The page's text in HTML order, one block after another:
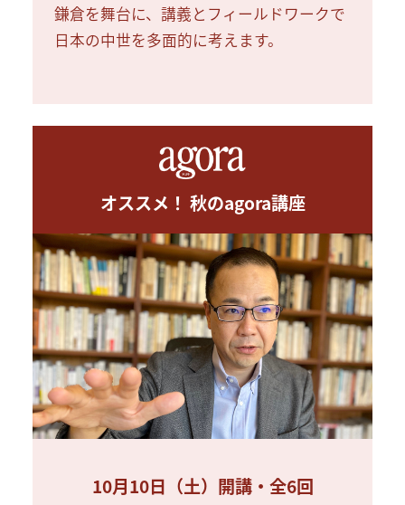
鎌倉を舞台に、講義とフィールドワークで
日本の中世を多面的に考えます。
オススメ！ 秋のagora講座
10月10日（土）開講・全6回